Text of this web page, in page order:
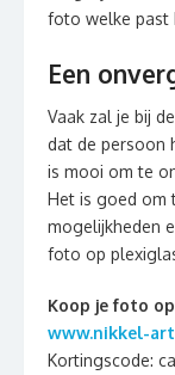
foto welke past
Een
Vaak zal je bij
dat de persoon
is mooi om te
Het is goed om
mogelijkheden
foto op
Koop je foto
www.nikkel-
Kortingscode: